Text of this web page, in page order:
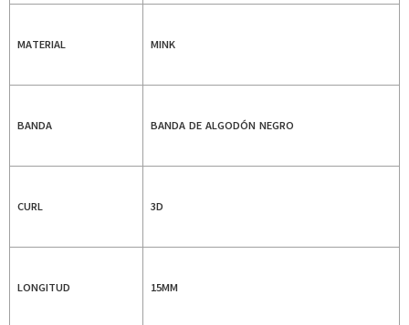
MATERIAL MINK
BANDA BANDA DE ALGODÓN NEGRO
CURL 3D
LONGITUD 15MM